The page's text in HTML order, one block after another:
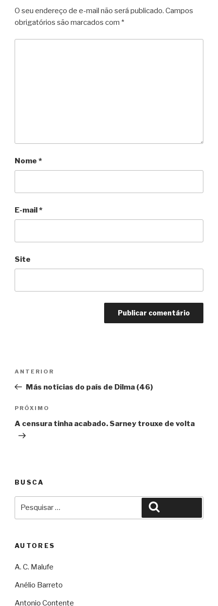
O seu endereço de e-mail não será publicado. Campos
obrigatórios são marcados com *
Nome *
E-mail*
Site
Post
Anterior
ANTERIOR
Más notícias do país de Dilma (46)
Próximo
PRÓXIMO
A censura tinha acabado. Sarney trouxe de volta
BUSCA
AUTORES
A. C. Malufe
Anélio Barreto
Antonio Contente